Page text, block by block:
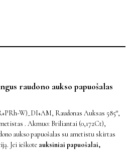
raudono aukso papuošalas
W)_DI+AM, Raudonas Auksas 585°,
. Akmuo: Briliantai (0,172Ct),
aukso papuošalas su ametistu skirtas
Jei ieškote auksiniai papuošalai,